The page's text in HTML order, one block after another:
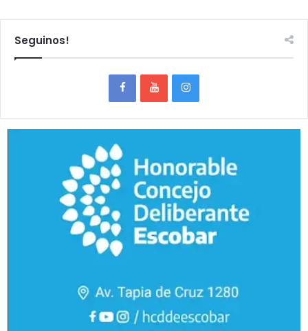
Seguinos!